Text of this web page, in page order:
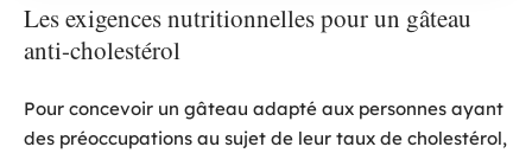
Les exigences nutritionnelles pour un gâteau
anti-cholestérol
Pour concevoir un gâteau adapté aux personnes ayant
des préoccupations au sujet de leur taux de cholestérol,